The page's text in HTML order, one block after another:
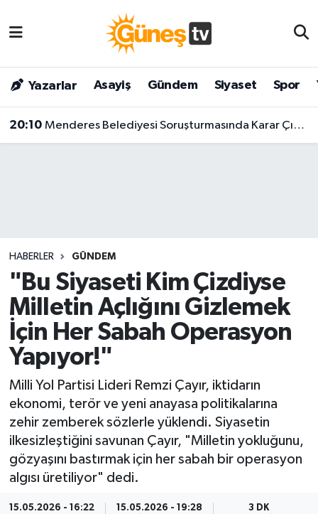
Yazarlar Asayiş Gündem Siyaset Spor
20:10 Menderes Belediyesi Soruşturmasında Karar Çıktı! Başkan Ve 9 Kişi Tutuklandı
HABERLER GÜNDEM
"Bu Siyaseti Kim Çizdiyse
Milletin Açlığını Gizlemek
İçin Her Sabah Operasyon
Yapıyor!"
Milli Yol Partisi Lideri Remzi Çayır, iktidarın
ekonomi, terör ve yeni anayasa politikalarına
zehir zemberek sözlerle yüklendi. Siyasetin
ilkesizleştiğini savunan Çayır, "Milletin yokluğunu,
gözyaşını bastırmak için her sabah bir operasyon
algısı üretiliyor" dedi.
15.05.2026 - 16:22 15.05.2026 - 19:28 3 DK
Bilim & Teknoloji
Dünya
Magazin
Siyaset
Spor
Yaşam
Malatya Nöbetçi Eczaneler
Malatya Hava Durumu
Malatya Namaz Vakitleri
Son Dakika Haberleri
Haber Arşivi